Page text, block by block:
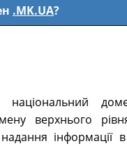
.MK.UA?
верхнього
інформації